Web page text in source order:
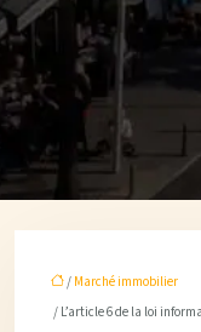
/ Marché immobilier
/ L’article 6 de la loi